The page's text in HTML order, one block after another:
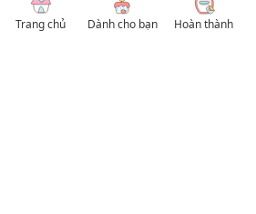
Trang chủ Dành cho bạn Hoàn thành